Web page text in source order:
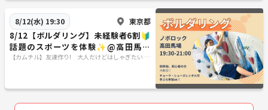
8/12(水) 19:30 東京都
8/12【ボルダリング】未経験者6割🔰
話題のスポーツを体験✨@高田馬場
【第1286回】
【カムチル】友達作り! 大人だけどはしゃぎたい ～